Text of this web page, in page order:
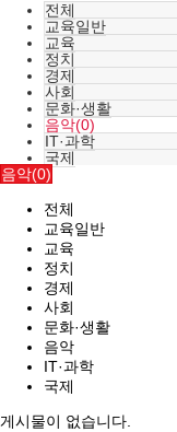
전체
교육일반
교육
정치
경제
사회
문화·생활
음악(0)
IT·과학
국제
음악(0)
전체
교육일반
교육
정치
경제
사회
문화·생활
음악
IT·과학
국제
게시물이 없습니다.